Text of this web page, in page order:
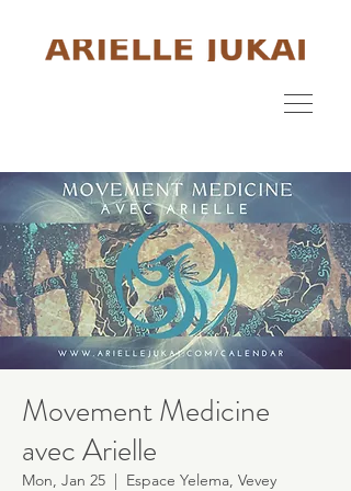
Movement Medicine
avec Arielle
Mon, Jan 25
  |
Espace Yelema, Vevey